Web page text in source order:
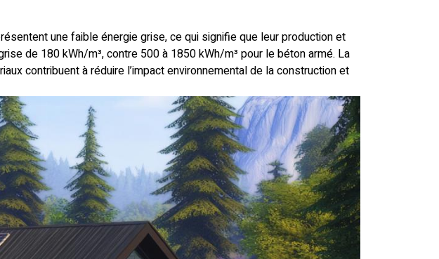
une faible énergie grise, ce qui signifie que leur production et
de 180 kWh/m³, contre 500 à 1850 kWh/m³ pour le béton armé. La
contribuent à réduire l’impact environnemental de la construction et